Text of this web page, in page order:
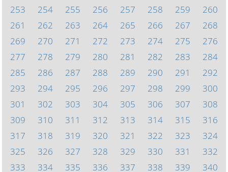
253
254 255 256 257 258 259
260
261
262 263 264 265 266 267
268
269
270 271 272 273 274 275
276
277
278 279 280 281 282 283
284
285
286 287 288 289 290 291
292
293
294 295 296 297 298 299
300
301
302 303 304 305 306 307
308
309
310 311 312 313 314 315
316
317
318 319 320 321 322 323
324
325
326 327 328 329 330 331
332
333
334 335 336 337 338 339
340